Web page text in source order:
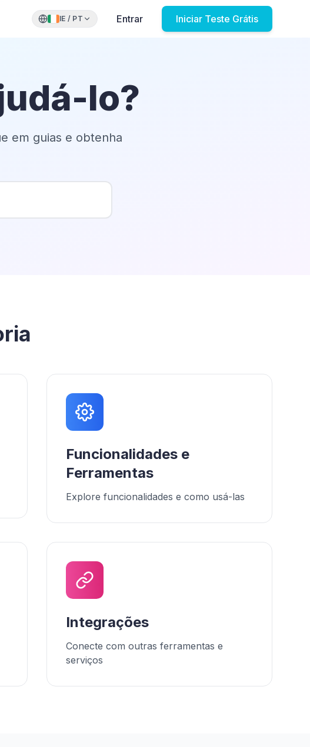
IE / PT Entrar Iniciar Teste Grátis
lo?
em guias e obtenha
Funcionalidades e
Ferramentas
Explore funcionalidades e como usá-las
Integrações
Conecte com outras ferramentas e
serviços